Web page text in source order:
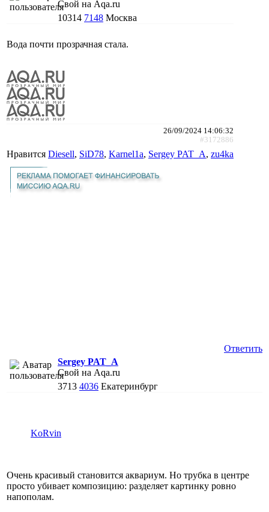
Свой на Aqa.ru
10314 7148 Москва
Вода почти прозрачная стала.
26/09/2024 14:06:32
#3172886
Нравится Diesell, SiD78, Karnel1a, Sergey PAT_A, zu4ka
Ответить
Sergey PAT_A
Свой на Aqa.ru
3713 4036 Екатеринбург
KoRvin
Очень красивый становится аквариум. Но трубка в центре
просто убивает композицию: разделяет картинку ровно
напополам.